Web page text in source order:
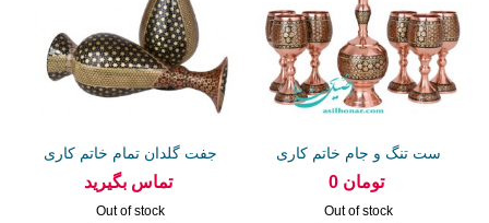
جفت گلدان تمام خاتم کاری
شده 20...
تماس بگیرید
Out of stock
ست تنگ و جام خاتم کاری
0 تومان
Out of stock